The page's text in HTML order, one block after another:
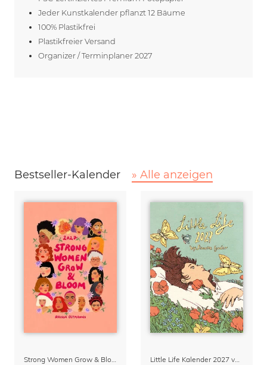
Jeder Kunstkalender pflanzt 12 Bäume
100% Plastikfrei
Plastikfreier Versand
Organizer / Terminplaner 2027
Bestseller-Kalender » Alle anzeigen
Strong Women Grow & Bloom Kalender 2027 Little Life Kalender 2027 von Simone Goder